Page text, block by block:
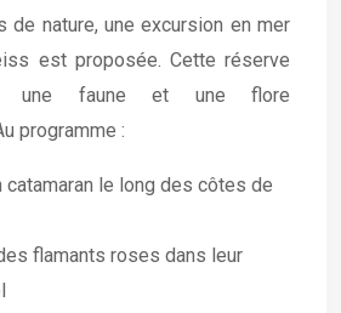
de nature, une excursion en mer
est proposée. Cette réserve
une faune et une flore
programme :
catamaran le long des côtes de
flamants roses dans leur